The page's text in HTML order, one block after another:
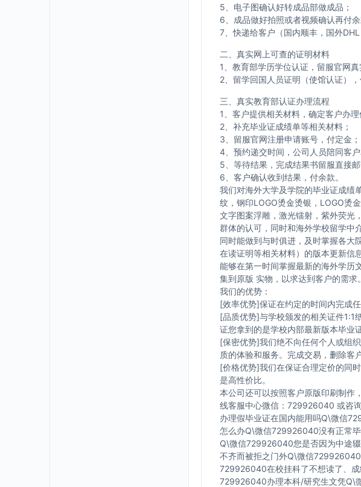
5、电子图确认好转成品部做成品；
6、成品做好拍照或者视频确认再付余
7、快递给客户（国内顺丰，国外DHL
二、真实网上可查的证明材料
1、教育部学历学位认证，留服官网真
2、留学回国人员证明（使馆认证），
三、真实教育部认证办理流程
1、客户提供相关材料，确定客户办
2、补充毕业证成绩单等相关材料；
3、留服官网注册申请账号，付定金；
4、预约递交时间，公司人员陪同客
5、等待结果，完成结果书留服直接
6、客户确认收到结果，付余款。
我们对海外大学及学院的毕业证成绩
纹，钢印LOGO烫金烫银，LOGO烫金
文字图案浮雕，激光镭射，紫外荧光
群体的认可，同时和海外学校留学中
同时能做到与时俱进，及时掌握各大
在读证明等相关材料）的版本更新信
能够在第一时间掌握最新的海外学历
集到原版 实物，以求达到客户的需求。
我们的优势：
[效率优势]保证在约定的时间内完成
[品质优势]与学校颁发的相关证件1:1
证您拿到的是学校内部最新版本毕业
[保密优势]我们绝不向任何个人或组
质的体验和服务。完成交易，删除客
[价格优势]我们在保证合理定价的同
是高性价比。
本公司还可以按照客户原版印刷制作
线客服中心微信：729926040 或咨
办理假毕业证在国内能用吗Q\微信
怎么办Q\微信729926040没有正常
Q\微信729926040您是否因为中途
不齐而被拒之门外Q\微信
729926040在校挂科了不想读了、
729926040办理本科/研究生文凭Q\